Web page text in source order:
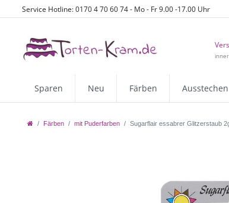
Service Hotline: 0170 4 70 60 74 - Mo - Fr 9.00 -17.00 Uhr
Sparen Neu Färben Ausstechen
Färben mit Puderfarben Sugarflair essabrer Glitzerstaub